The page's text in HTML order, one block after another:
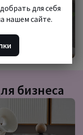
бизнеса
для себя
нашем сайте.